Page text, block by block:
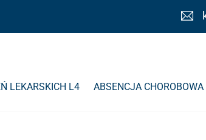
LEKARSKICH L4 ABSENCJA CHOROBOWA